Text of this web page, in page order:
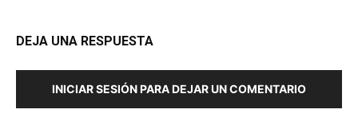
DEJA UNA RESPUESTA
INICIAR SESIÓN PARA DEJAR UN COMENTARIO